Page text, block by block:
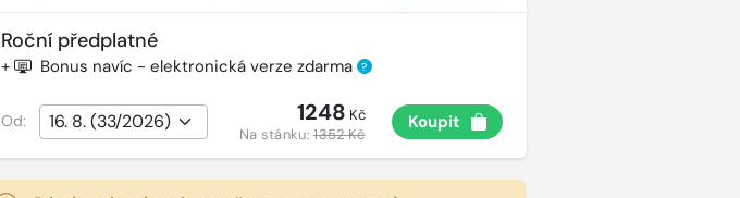
Roční předplatné
+ Bonus navíc - elektronická verze zdarma ?
Od: 1248 Kč
Na stánku:1352 Kč
Koupit